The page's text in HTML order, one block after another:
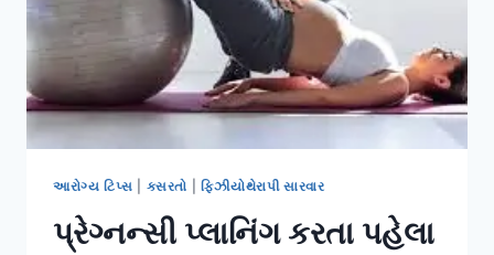
આરોગ્ય ટિપ્સ કસરતો ફિઝીયોથેરાપી સારવાર
પ્રેગ્નન્સી પ્લાનિંગ કરતા પહેલા